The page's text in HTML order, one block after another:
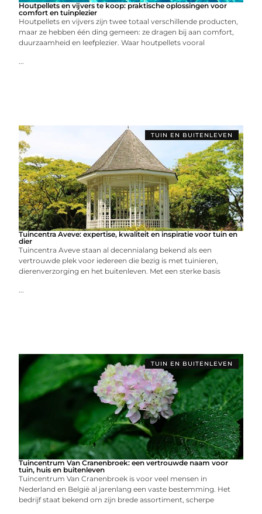
Houtpellets en vijvers te koop: praktische oplossingen voor
comfort en tuinplezier
Houtpellets en vijvers zijn twee totaal verschillende producten,
maar ze hebben één ding gemeen: ze dragen bij aan comfort,
duurzaamheid en leefplezier. Waar houtpellets vooral
...
TUIN EN BUITENLEVEN
Tuincentra Aveve: expertise, kwaliteit en inspiratie voor tuin en
dier
Tuincentra Aveve staan al decennialang bekend als een
vertrouwde plek voor iedereen die bezig is met tuinieren,
dierenverzorging en het buitenleven. Met een sterke basis
...
TUIN EN BUITENLEVEN
Tuincentrum Van Cranenbroek: een vertrouwde naam voor
tuin, huis en buitenleven
Tuincentrum Van Cranenbroek is voor veel mensen in
Nederland en België al jarenlang een vaste bestemming. Het
bedrijf staat bekend om zijn brede assortiment, scherpe